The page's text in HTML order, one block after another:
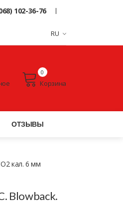
102-36-76
RU
Корзина
0
ОТЗЫВЫ
кал. 6 мм
Blowback.